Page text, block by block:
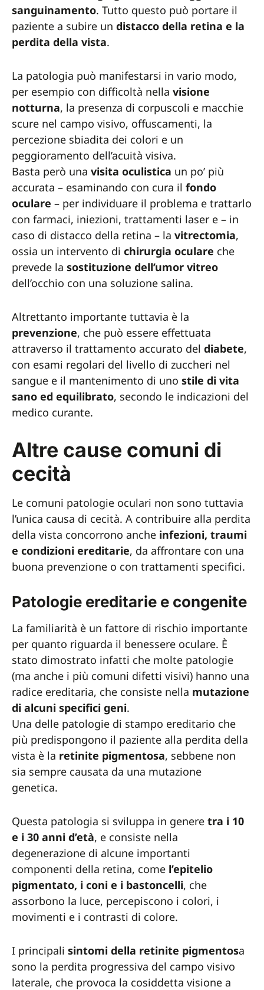
sanguinamento. Tutto questo può portare il
paziente a subire un distacco della retina e la
perdita della vista.
La patologia può manifestarsi in vario modo,
per esempio con difficoltà nella visione
notturna, la presenza di corpuscoli e macchie
scure nel campo visivo, offuscamenti, la
percezione sbiadita dei colori e un
peggioramento dell’acuità visiva.
Basta però una visita oculistica un po’ più
accurata – esaminando con cura il fondo
oculare – per individuare il problema e trattarlo
con farmaci, iniezioni, trattamenti laser e – in
caso di distacco della retina – la vitrectomia,
ossia un intervento di chirurgia oculare che
prevede la sostituzione dell’umor vitreo
dell’occhio con una soluzione salina.
Altrettanto importante tuttavia è la
prevenzione, che può essere effettuata
attraverso il trattamento accurato del diabete,
con esami regolari del livello di zuccheri nel
sangue e il mantenimento di uno stile di vita
sano ed equilibrato, secondo le indicazioni del
medico curante.
Altre cause comuni di
cecità
Le comuni patologie oculari non sono tuttavia
l’unica causa di cecità. A contribuire alla perdita
della vista concorrono anche infezioni, traumi
e condizioni ereditarie, da affrontare con una
buona prevenzione o con trattamenti specifici.
Patologie ereditarie e congenite
La familiarità è un fattore di rischio importante
per quanto riguarda il benessere oculare. È
stato dimostrato infatti che molte patologie
(ma anche i più comuni difetti visivi) hanno una
radice ereditaria, che consiste nella mutazione
di alcuni specifici geni.
Una delle patologie di stampo ereditario che
più predispongono il paziente alla perdita della
vista è la retinite pigmentosa, sebbene non
sia sempre causata da una mutazione
genetica.
Questa patologia si sviluppa in genere tra i 10
e i 30 anni d’età, e consiste nella
degenerazione di alcune importanti
componenti della retina, come l’epitelio
pigmentato, i coni e i bastoncelli, che
assorbono la luce, percepiscono i colori, i
movimenti e i contrasti di colore.
I principali sintomi della retinite pigmentosa
sono la perdita progressiva del campo visivo
laterale, che provoca la cosiddetta visione a